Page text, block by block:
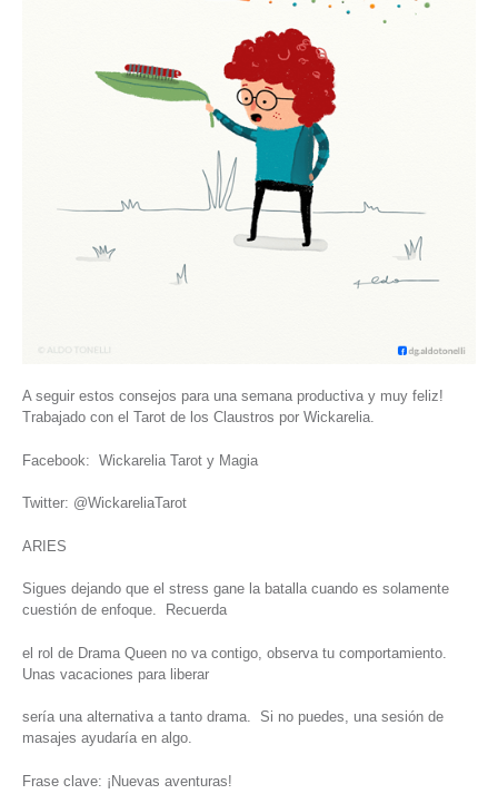
A seguir estos consejos para una semana productiva y muy feliz!
Trabajado con el Tarot de los Claustros por Wickarelia.
Facebook: Wickarelia Tarot y Magia
Twitter: @WickareliaTarot
ARIES
Sigues dejando que el stress gane la batalla cuando es solamente
cuestión de enfoque. Recuerda
el rol de Drama Queen no va contigo, observa tu comportamiento.
Unas vacaciones para liberar
sería una alternativa a tanto drama. Si no puedes, una sesión de
masajes ayudaría en algo.
Frase clave: ¡Nuevas aventuras!